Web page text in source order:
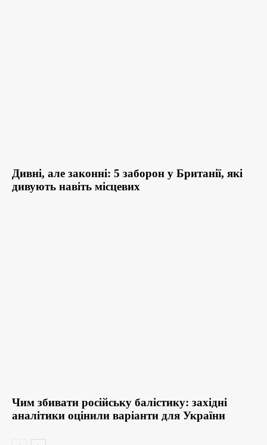
Дивні, але законні: 5 заборон у Британії, які
дивують навіть місцевих
Чим збивати російську балістику: західні
аналітики оцінили варіанти для України